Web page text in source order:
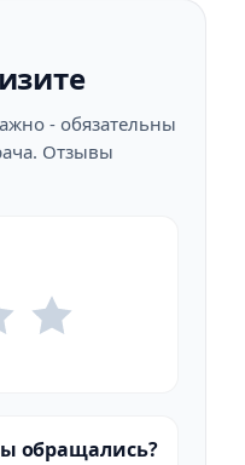
- обязательны
Отзывы
обращались?